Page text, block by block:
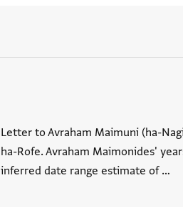
Letter to Avraham Maimuni (ha-
ha-Rofe. Avraham Maimonides'
inferred date range estimate of …